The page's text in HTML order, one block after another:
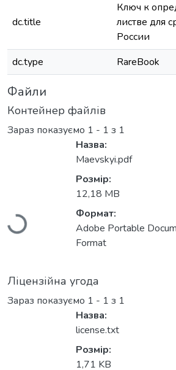
dc.title
Ключ к
листве для
России
dc.type
RareBook
Файли
Контейнер файлів
Зараз показуємо 1 - 1 з 1
Вантажиться...
Назва:
Maevskyi.pdf
Розмір:
12,18 MB
Формат:
Adobe Portable
Format
Ліцензійна угода
Зараз показуємо 1 - 1 з 1
Назва:
license.txt
Розмір:
1,71 KB